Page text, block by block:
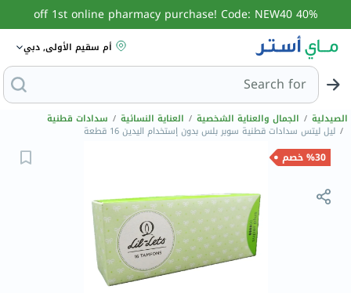
40% off 1st online pharmacy purchase! Code: NEW40
أم سقيم الأولى, دبي
Search for
الصيدلية / الجمال والعناية الشخصية / العناية النسائية / سدادات قطنية
/ ليل ليتس سدادات قطنية سوبر بلس بدون إستخدام اليدين 16 قطعة
%30 خصم